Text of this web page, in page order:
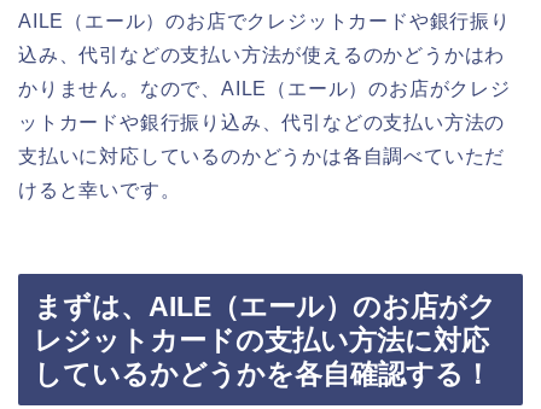
AILE（エール）のお店でクレジットカードや銀行振り
込み、代引などの支払い方法が使えるのかどうかはわ
かりません。なので、AILE（エール）のお店がクレジ
ットカードや銀行振り込み、代引などの支払い方法の
支払いに対応しているのかどうかは各自調べていただ
けると幸いです。
まずは、AILE（エール）のお店がク
レジットカードの支払い方法に対応
しているかどうかを各自確認する！